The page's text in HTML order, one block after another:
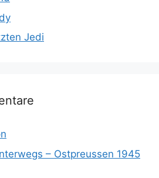
Jedi
– Ostpreussen 1945